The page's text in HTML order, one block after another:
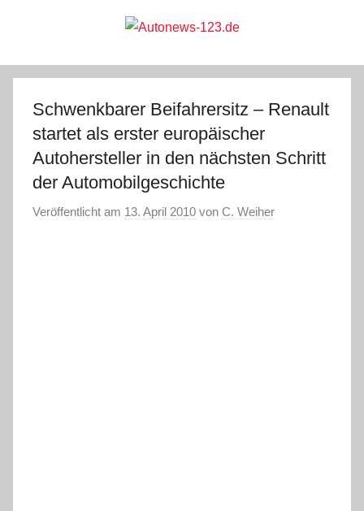
Autonews-
123.de
Schwenkbarer Beifahrersitz – Renault
startet als erster europäischer
Autohersteller in den nächsten Schritt
der Automobilgeschichte
Veröffentlicht am 13. April 2010 von C. Weiher